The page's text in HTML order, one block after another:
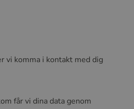
vi komma i kontakt med dig
får vi dina data genom